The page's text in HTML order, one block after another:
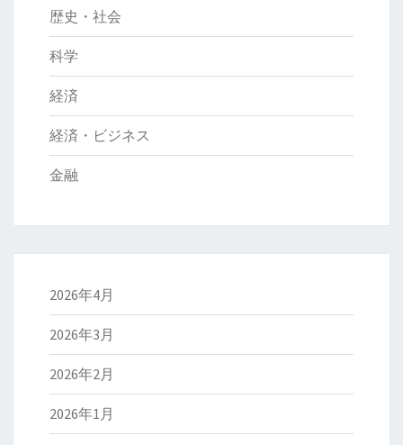
歴史・社会
科学
経済
経済・ビジネス
金融
2026年4月
2026年3月
2026年2月
2026年1月